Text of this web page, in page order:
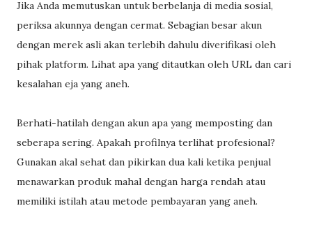
Jika Anda memutuskan untuk berbelanja di media sosial,
periksa akunnya dengan cermat. Sebagian besar akun
dengan merek asli akan terlebih dahulu diverifikasi oleh
pihak platform. Lihat apa yang ditautkan oleh URL dan cari
kesalahan eja yang aneh.
Berhati-hatilah dengan akun apa yang memposting dan
seberapa sering. Apakah profilnya terlihat profesional?
Gunakan akal sehat dan pikirkan dua kali ketika penjual
menawarkan produk mahal dengan harga rendah atau
memiliki istilah atau metode pembayaran yang aneh.